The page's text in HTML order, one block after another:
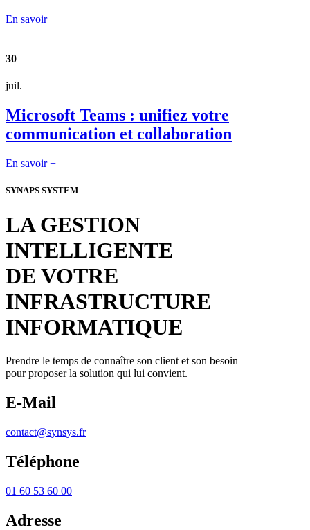
En savoir +
30
juil.
Microsoft Teams : unifiez votre
communication et collaboration
En savoir +
SYNAPS SYSTEM
LA GESTION
INTELLIGENTE
DE VOTRE
INFRASTRUCTURE
INFORMATIQUE
Prendre le temps de connaître son client et son besoin
pour proposer la solution qui lui convient.
E-Mail
contact@synsys.fr
Téléphone
01 60 53 60 00
Adresse